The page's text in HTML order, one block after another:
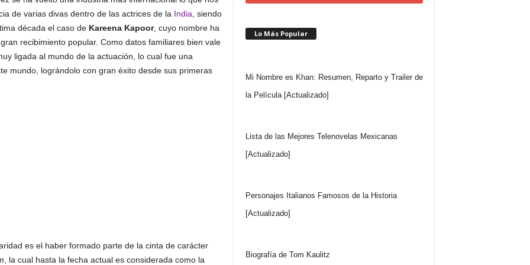
de varias divas dentro de las actrices de la India , siendo
década el caso de Kareena Kapoor, cuyo nombre ha
recibimiento popular. Como datos familiares bien vale
ligada al mundo de la actuación, lo cual fue una
mundo, lográndolo con gran éxito desde sus primeras
es el haber formado parte de la cinta de carácter
, la cual hasta la fecha actual es considerada como la
Lo Más Popular
Mi Nombre es Khan: Resumen, Reparto y Trailer de
la Película [Actualizado]
Lista de las Mejores Telenovelas Mexicanas
[Actualizado]
Personajes Italianos Famosos de la Historia
[Actualizado]
Biografía de Tom Kaulitz